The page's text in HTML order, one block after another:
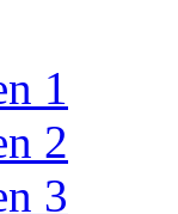
1
2
3